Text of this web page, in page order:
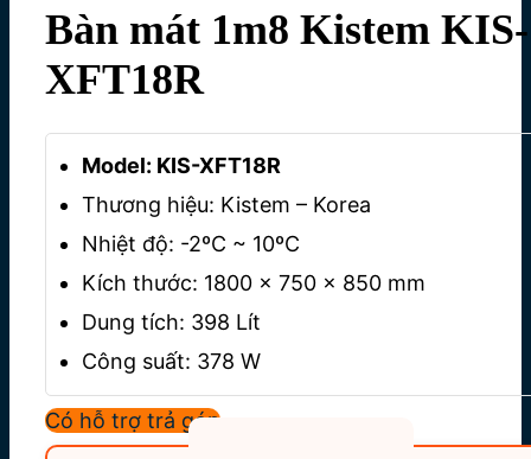
Bàn mát 1m8 Kistem KIS-
XFT18R
Model: KIS-XFT18R
Thương hiệu: Kistem – Korea
Nhiệt độ: -2ºC ~ 10ºC
Kích thước: 1800 x 750 x 850 mm
Dung tích: 398 Lít
Công suất: 378 W
Trọng lượng: 118 Kg
Nguồn điện: 220V/50Hz/1Pha
Có hỗ trợ trả góp